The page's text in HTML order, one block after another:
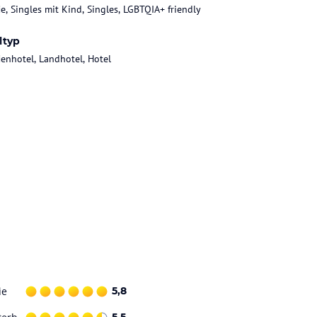
Singles mit Kind, Singles, LGBTQIA+ friendly
Landhotel, Hotel
5,8